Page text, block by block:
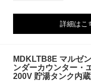
詳細はこ
MDKLTB8E マルゼ
ンダーカウンター・
200V 貯湯タンク内